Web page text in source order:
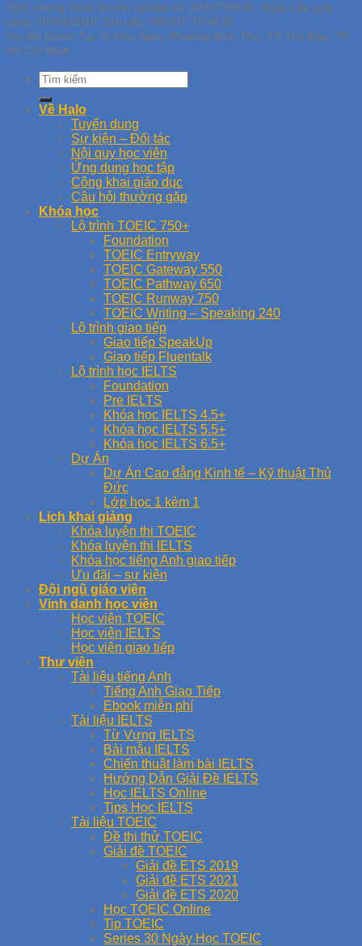
Giấy chứng nhận doanh nghiệp số: 0313739102, Ngày cấp giấy
phép: 07/04/2016, Nơi cấp: SKHDT TP.HCM
Trụ Sở Chính Tại 70 Hữu Nghị, Phường Bình Thọ, TP Thủ Đức, TP
Hồ Chí Minh
Về Halo
Tuyển dụng
Sự kiện – Đối tác
Nội quy học viên
Ứng dụng học tập
Công khai giáo dục
Câu hỏi thường gặp
Khóa học
Lộ trình TOEIC 750+
Foundation
TOEIC Entryway
TOEIC Gateway 550
TOEIC Pathway 650
TOEIC Runway 750
TOEIC Writing – Speaking 240
Lộ trình giao tiếp
Giao tiếp SpeakUp
Giao tiếp Fluentalk
Lộ trình học IELTS
Foundation
Pre IELTS
Khóa học IELTS 4.5+
Khóa học IELTS 5.5+
Khóa học IELTS 6.5+
Dự Án
Dự Án Cao đẳng Kinh tế – Kỹ thuật Thủ
Đức
Lớp học 1 kèm 1
Lịch khai giảng
Khóa luyện thi TOEIC
Khóa luyện thi IELTS
Khóa học tiếng Anh giao tiếp
Ưu đãi – sự kiện
Đội ngũ giáo viên
Vinh danh học viên
Học viên TOEIC
Học viên IELTS
Học viên giao tiếp
Thư viện
Tài liệu tiếng Anh
Tiếng Anh Giao Tiếp
Ebook miễn phí
Tài liệu IELTS
Từ Vựng IELTS
Bài mẫu IELTS
Chiến thuật làm bài IELTS
Hướng Dẫn Giải Đề IELTS
Học IELTS Online
Tips Học IELTS
Tài liệu TOEIC
Đề thi thử TOEIC
Giải đề TOEIC
Giải đề ETS 2019
Giải đề ETS 2021
Giải đề ETS 2020
Học TOEIC Online
Tip TOEIC
Series 30 Ngày Học TOEIC